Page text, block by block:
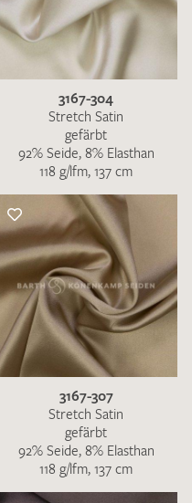
3167-304
Stretch Satin
gefärbt
92% Seide, 8% Elasthan
118 g/lfm, 137 cm
3167-307
Stretch Satin
gefärbt
92% Seide, 8% Elasthan
118 g/lfm, 137 cm